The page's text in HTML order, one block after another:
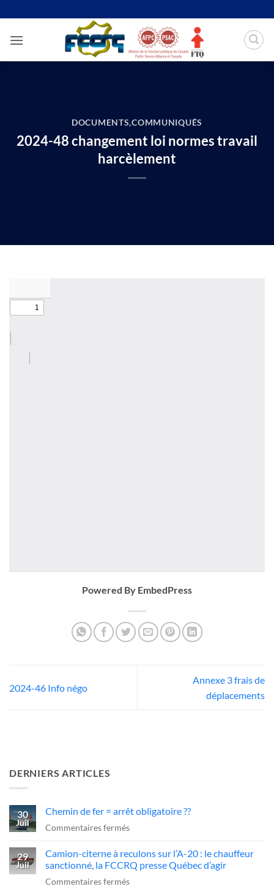
au
contenu
DOCUMENTS,COMMUNIQUÉS
2024-48 changement loi normes travail
harcèlement
Powered By EmbedPress
2024-46 Info négo
Annexe 3 frais de
déplacements
DERNIERS ARTICLES
30
Juil
Chemin de fer = arrêt obligatoire ??
Commentaires ferméssur
de
fer
=
29
Juil
Camion-citerne à reculons sur l’A-20 : le chauffeur
sanctionné, la FCCRQ presse Québec d’agir
Commentaires ferméssur